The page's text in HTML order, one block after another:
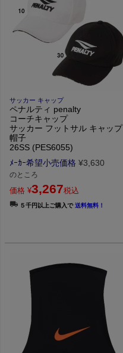
サッカー キャップ
ペナルティ penalty
コーチキャップ
サッカー フットサル キャップ
帽子
26SS (PES6055)
ﾒｰｶｰ希望小売価格 ¥3,630
のところ
価格 ¥3,267税込
５千円以上ご購入で送料無料！